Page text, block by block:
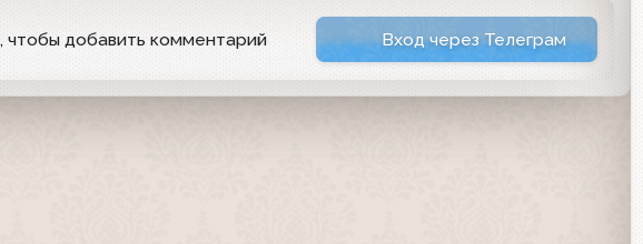
, чтобы добавить комментарий Вход через Телеграм